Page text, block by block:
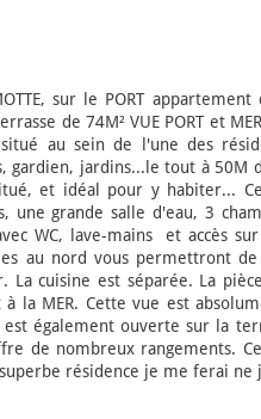
sur le PORT
de 74M² VUE PORT et MER
au sein de l'une des
gardien, jardins...le tout à 50M
et idéal pour y habiter...
une grande salle d'eau, 3
WC, lave-mains et accès
au nord vous permettront
La cuisine est séparée. La
la MER. Cette vue est
également ouverte sur la
de nombreux rangements.
résidence je me ferai ne